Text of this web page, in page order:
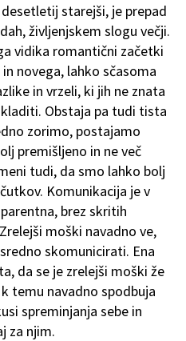
starejši, je prepad
življenjskem slogu večji.
vidika romantični začetki
novega, lahko sčasoma
in vrzeli, ki jih ne znata
Obstaja pa tudi tista
zorimo, postajamo
premišljeno in ne več
tudi, da smo lahko bolj
Komunikacija je v
brez skritih
moški navadno ve,
skomunicirati. Ena
da se je zrelejši moški že
temu navadno spodbuja
spreminjanja sebe in
za njim.